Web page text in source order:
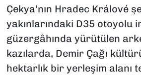
Çekya’nın Hradec Králové
yakınlarındaki D35 otoyolu
güzergâhında yürütülen
kazılarda, Demir Çağı
hektarlık bir yerleşim alanı